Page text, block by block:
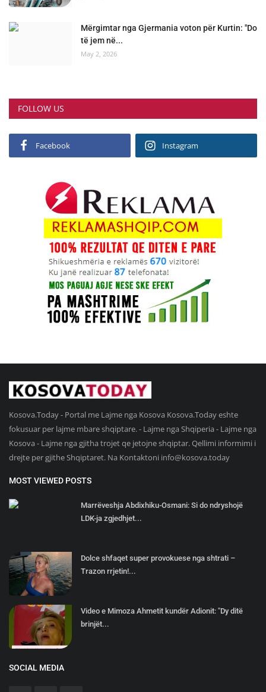
Mërgimtar nga Gjermania voton për Kurtin: "Do
të jem në...
May 2, 2026
FOLLOW US
Facebook Instagram
Kosova.Today - Portal me Lajme nga Kosova Kosova.Today eshte
fokusuar per lajme mbare shqiptare. - Lajme nga Shqiperia - Lajme nga
Kosova - Lajme nga gjitha trojet qe jetojne shqiptar. Qellimi informimi i
drejte per gjithe Shqiptaret. Na Kontaktoni info@kosova.today
MOST VIEWED POSTS
Marrëveshja Abdixhiku-Osmani: Si do ndryshojë
LDK-ja zgjedhjet...
Dolce shfaqet super provokuese nga shtrati –
Trazon rrjetin!...
Video e Mimoza Ahmetit kundër Adionit: "Dy ditë
brinjët...
SOCIAL MEDIA